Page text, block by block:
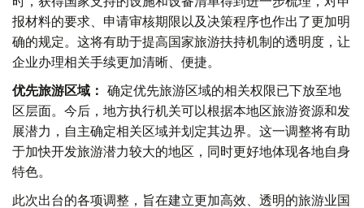
报材料的要求、申请审核期限以及决策程序也作出了更加明
确的规定。这将有助于提高国家旅游扶持机制的透明度，让
企业办理相关手续更加清晰、便捷。
优先旅游区域： 确定优先旅游区域的相关权限已下放至地
区层面。今后，地方执行机关可以根据本地区旅游资源和发
展潜力，自主确定相关区域并划定其边界。这一调整将有助
于加快开发旅游潜力较大的地区，同时更好地体现各地自身
特色。
此次出台的各项调整，旨在建立更加高效、透明的旅游业国